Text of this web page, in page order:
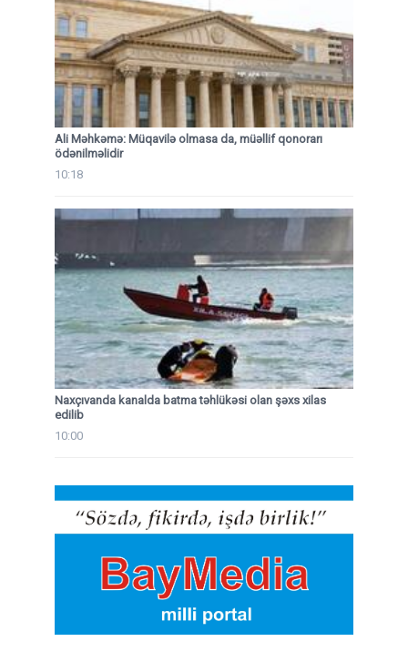
Ali Məhkəmə: Müqavilə olmasa da, müəllif qonorarı
ödənilməlidir
10:18
Naxçıvanda kanalda batma təhlükəsi olan şəxs xilas
edilib
10:00